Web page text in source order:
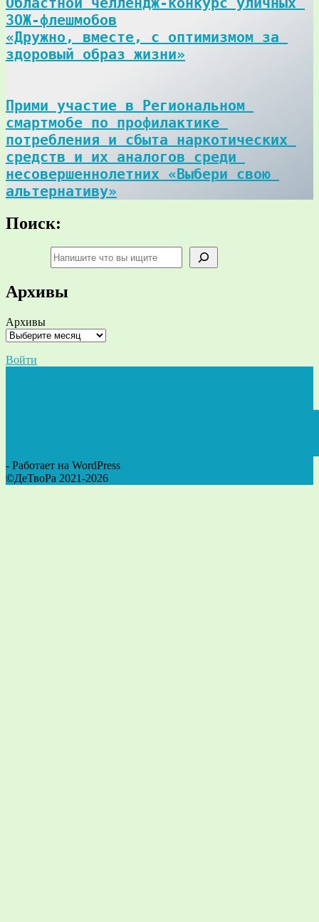
ЗОЖ-флешмобов
«Дружно, вместе, с оптимизмом за
здоровый образ жизни»
Прими участие в Региональном
смартмобе по профилактике
потребления и сбыта наркотических
средств и их аналогов среди
несовершеннолетних «Выбери свою
альтернативу»
Поиск:
Архивы
Архивы
Войти
- Работает на WordPress
©ДеТвоРа 2021-2026